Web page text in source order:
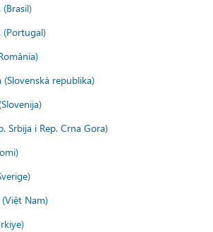
(Portugal)
(Slovenská republika)
Srbija i Rep. Crna Gora)
Nam)